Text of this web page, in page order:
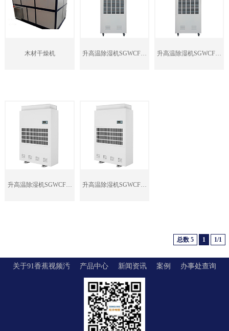
木材干燥机 升高温除湿机SGWCFZ- 升高温除湿机SGWCFZ-
升高温除湿机SGWCFZ- 升高温除湿机SGWCFZ-
总数 5 1 1/1
关于91香蕉视频汚 产品中心 新闻资讯 案例 办事处查询